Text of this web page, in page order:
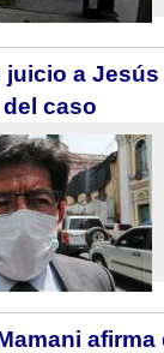
juicio a
caso
Mamani